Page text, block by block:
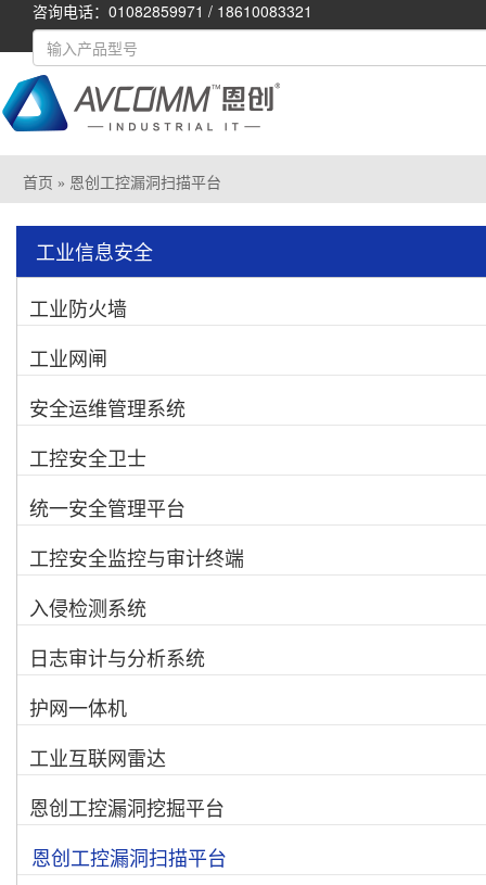
咨询电话：01082859971 / 18610083321
首页 » 恩创工控漏洞扫描平台
工业信息安全
工业防火墙
工业网闸
安全运维管理系统
工控安全卫士
统一安全管理平台
工控安全监控与审计终端
入侵检测系统
日志审计与分析系统
护网一体机
工业互联网雷达
恩创工控漏洞挖掘平台
恩创工控漏洞扫描平台